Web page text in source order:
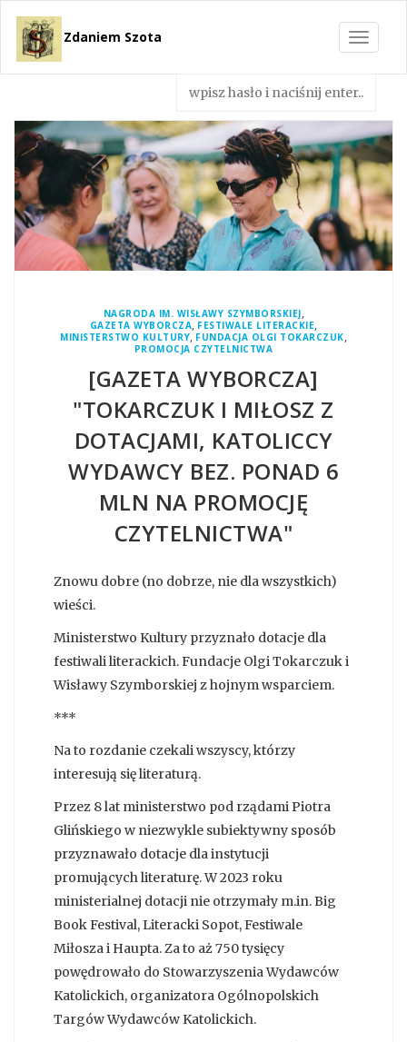
Toggle
Zdaniem Szota
NAGRODA IM. WISŁAWY SZYMBORSKIEJ,
GAZETA WYBORCZA, FESTIWALE LITERACKIE,
MINISTERSTWO KULTURY, FUNDACJA OLGI TOKARCZUK,
PROMOCJA CZYTELNICTWA
[GAZETA WYBORCZA]
"TOKARCZUK I MIŁOSZ Z
DOTACJAMI, KATOLICCY
WYDAWCY BEZ. PONAD 6
MLN NA PROMOCJĘ
CZYTELNICTWA"
Znowu dobre (no dobrze, nie dla wszystkich)
wieści.
Ministerstwo Kultury przyznało dotacje dla
festiwali literackich. Fundacje Olgi Tokarczuk i
Wisławy Szymborskiej z hojnym wsparciem.
***
Na to rozdanie czekali wszyscy, którzy
interesują się literaturą.
Przez 8 lat ministerstwo pod rządami Piotra
Glińskiego w niezwykle subiektywny sposób
przyznawało dotacje dla instytucji
promujących literaturę. W 2023 roku
ministerialnej dotacji nie otrzymały m.in. Big
Book Festival, Literacki Sopot, Festiwale
Miłosza i Haupta. Za to aż 750 tysięcy
powędrowało do Stowarzyszenia Wydawców
Katolickich, organizatora Ogólnopolskich
Targów Wydawców Katolickich.